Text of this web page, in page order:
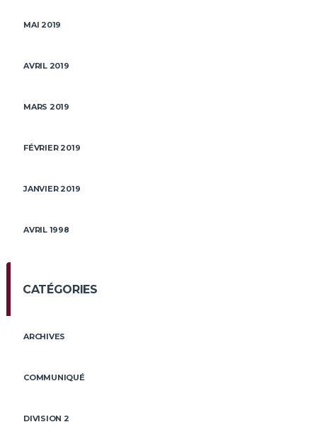
MAI 2019
AVRIL 2019
MARS 2019
FÉVRIER 2019
JANVIER 2019
AVRIL 1998
CATÉGORIES
ARCHIVES
COMMUNIQUÉ
DIVISION 2